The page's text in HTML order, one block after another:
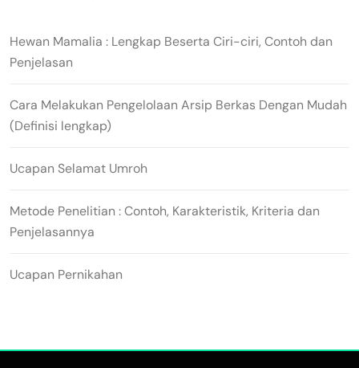
Hewan Mamalia : Lengkap Beserta Ciri-ciri, Contoh dan
Penjelasan
Cara Melakukan Pengelolaan Arsip Berkas Dengan Mudah
(Definisi lengkap)
Ucapan Selamat Umroh
Metode Penelitian : Contoh, Karakteristik, Kriteria dan
Penjelasannya
Ucapan Pernikahan